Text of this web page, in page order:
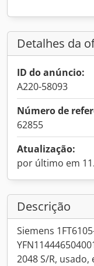
Detalhes da
ID do anúncio:
A220-58093
Número de
62855
Atualização:
por último em
Descrição
Siemens
2048 S/R,